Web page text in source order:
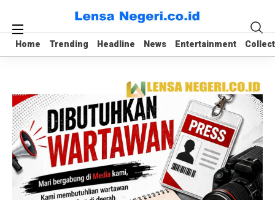
Home Trending Headline News Entertainment
Home Trending Headline News Entertainment